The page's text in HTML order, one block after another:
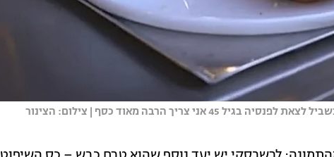
צריך הרבה מאוד כסף | צילום: הצינור